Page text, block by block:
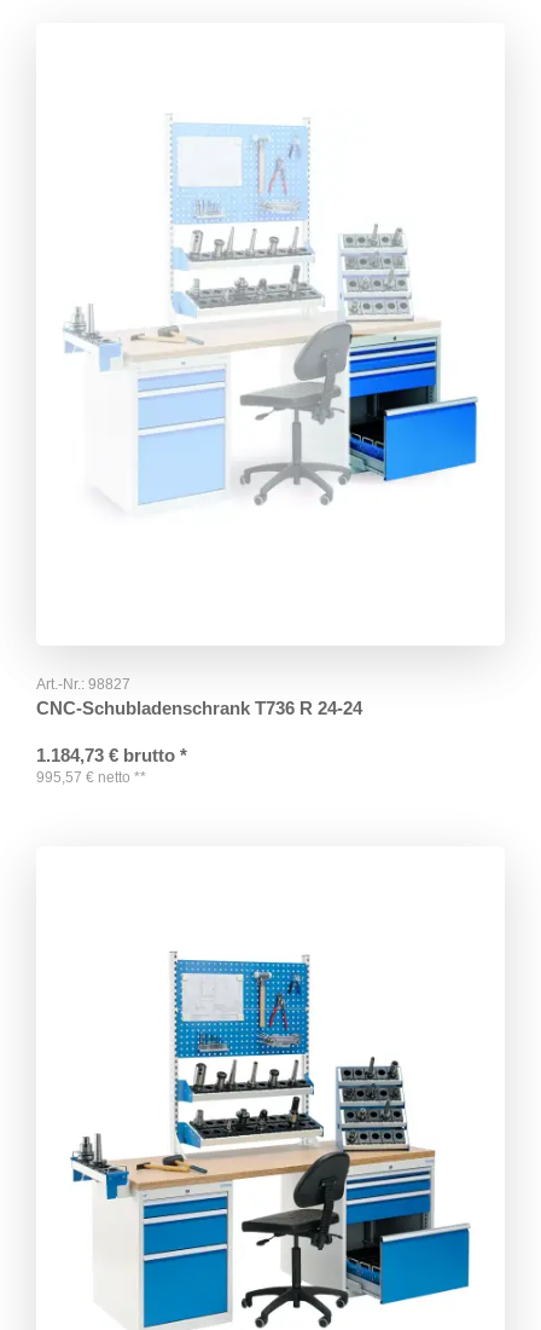
Art.-Nr.: 98827
CNC-Schubladenschrank T736 R 24-24
1.184,73 € brutto *
995,57 € netto **